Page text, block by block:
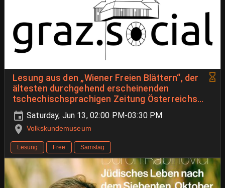
Lesung aus den „Wiener Freien Blättern“, der
ältesten durchgehend erscheinenden
tschechischsprachigen Zeitung Österreichs
im Rahmen des 9. Steirischen Vorlesetages
2026Saturday, Jun 13, 02:00 PM-03:30 PM
Volkskundemuseum
Lesung Free Samstag